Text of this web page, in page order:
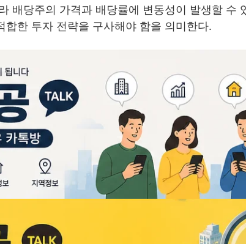
배당주의 가격과 배당률에 변동성이 발생할 수
한 투자 전략을 구사해야 함을 의미한다.